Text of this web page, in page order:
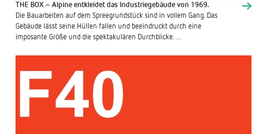
THE BOX – Alpine entkleidet das Industriegebäude von 1969.
Die Bauarbeiten auf dem Spreegrundstück sind in vollem Gang. Das
Gebäude lässt seine Hüllen fallen und beeindruckt durch eine
imposante Größe und die spektakulären Durchblicke. …